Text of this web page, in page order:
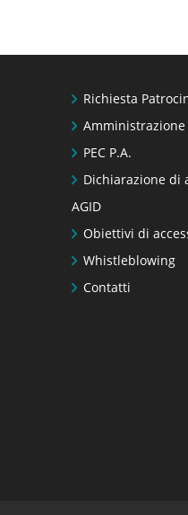
Richiesta
PEC P.A.
Dichiarazione di
AGID
Obiettivi di
Whistleblowing
Contatti